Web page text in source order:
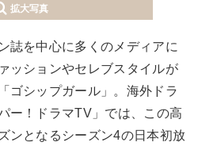
拡大写真
誌を中心に多くのメディアに
ッションやセレブスタイルが
ゴシップガール」。海外ドラ
ー！ドラマTV」では、この高
ンとなるシーズン4の日本初放